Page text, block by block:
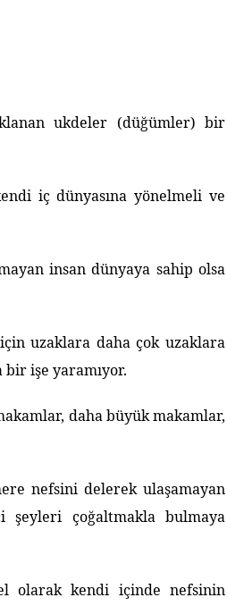
ukdeler (düğümler) bir
iç dünyasına yönelmeli ve
insan dünyaya sahip olsa
uzaklara daha çok uzaklara
işe yaramıyor.
daha büyük makamlar,
nefsini delerek ulaşamayan
şeyleri çoğaltmakla bulmaya
olarak kendi içinde nefsinin